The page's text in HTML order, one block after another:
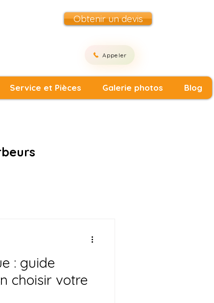
Obtenir un devis
Appeler
Service et Pièces Galerie photos Blog
: guide
choisir votre